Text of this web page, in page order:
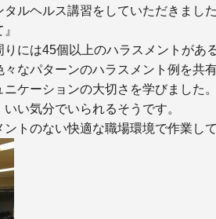
ルヘルス講習をしていただきました
には45個以上のハラスメントがあ
なパターンのハラスメント例を共有
ケーションの大切さを学びました。
い気分でいられるそうです。
トのない快適な職場環境で作業して